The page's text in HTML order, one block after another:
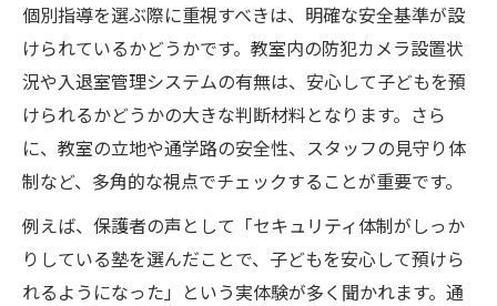
個別指導を選ぶ際に重視すべきは、明確な安全基準が設
けられているかどうかです。教室内の防犯カメラ設置状
況や入退室管理システムの有無は、安心して子どもを預
けられるかどうかの大きな判断材料となります。さら
に、教室の立地や通学路の安全性、スタッフの見守り体
制など、多角的な視点でチェックすることが重要です。
例えば、保護者の声として「セキュリティ体制がしっか
りしている塾を選んだことで、子どもを安心して預けら
れるようになった」という実体験が多く聞かれます。通